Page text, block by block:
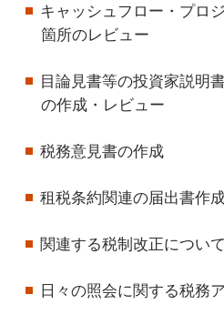
キャッシュフロー・プロ
箇所のレビュー
目論見書等の投資家説明
の作成・レビュー
税務意見書の作成
租税条約関連の届出書作
関連する税制改正につい
日々の照会に関する税務